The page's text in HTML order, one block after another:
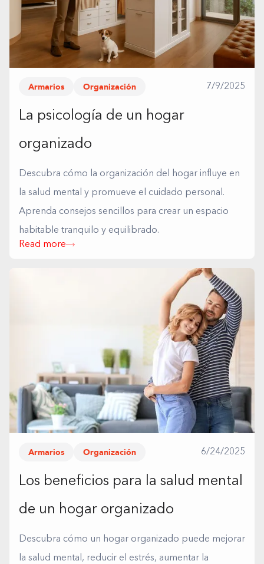
Armarios Organización 7/9/2025
La psicología de un hogar
organizado
Descubra cómo la organización del hogar influye en
la salud mental y promueve el cuidado personal.
Aprenda consejos sencillos para crear un espacio
habitable tranquilo y equilibrado.
Read more
Armarios Organización 6/24/2025
Los beneficios para la salud mental
de un hogar organizado
Descubra cómo un hogar organizado puede mejorar
la salud mental, reducir el estrés, aumentar la